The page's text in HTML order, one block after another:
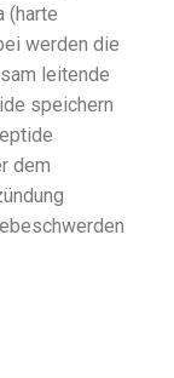
(harte
werden die
leitende
speichern
dem